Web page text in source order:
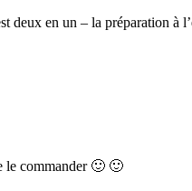
en un – la préparation à
le commander 🙂 🙂